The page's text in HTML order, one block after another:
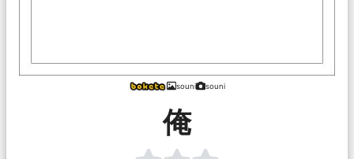
souni souni
俺